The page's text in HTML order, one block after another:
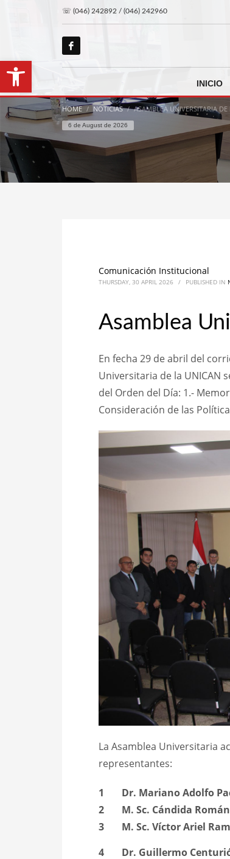
Open toolbar
☏ (046) 242892 / (046) 242960
INICIO
HOME NOTICIAS ASAMBLEA UNIVERSITARIA
6 de August de 2026
Comunicación Institucional
THURSDAY, 30 APRIL 2026 / PUBLISHED IN
Asamblea
En fecha 29 de abril del
Universitaria de la UNICAN
del Orden del Día: 1.-
Consideración de las
La Asamblea Universitaria
representantes:
1 Dr. Mariano Adolfo
2
M. Sc. Cándida
3
M. Sc. Víctor Ariel
4
Dr. Guillermo